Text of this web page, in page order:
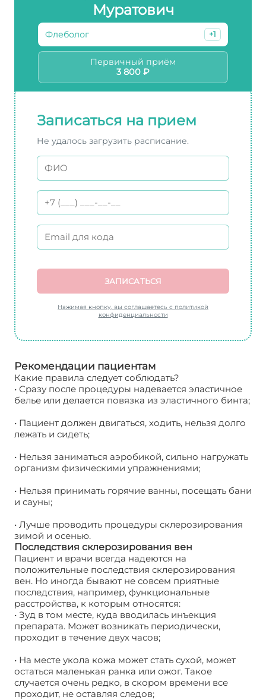
Муратович
Флеболог +1
Первичный приём
3 800 ₽
Записаться на прием
Не удалось загрузить расписание.
ЗАПИСАТЬСЯ
Нажимая кнопку, вы соглашаетесь с политикой
конфиденциальности
Рекомендации пациентам
Какие правила следует соблюдать?
• Сразу после процедуры надевается эластичное
белье или делается повязка из эластичного бинта;
• Пациент должен двигаться, ходить, нельзя долго
лежать и сидеть;
• Нельзя заниматься аэробикой, сильно нагружать
организм физическими упражнениями;
• Нельзя принимать горячие ванны, посещать бани
и сауны;
• Лучше проводить процедуры склерозирования
зимой и осенью.
Последствия склерозирования вен
Пациент и врачи всегда надеются на
положительные последствия склерозирования
вен. Но иногда бывают не совсем приятные
последствия, например, функциональные
расстройства, к которым относятся:
• Зуд в том месте, куда вводилась инъекция
препарата. Может возникать периодически,
проходит в течение двух часов;
• На месте укола кожа может стать сухой, может
остаться маленькая ранка или ожог. Такое
случается очень редко, в скором времени все
проходит, не оставляя следов;